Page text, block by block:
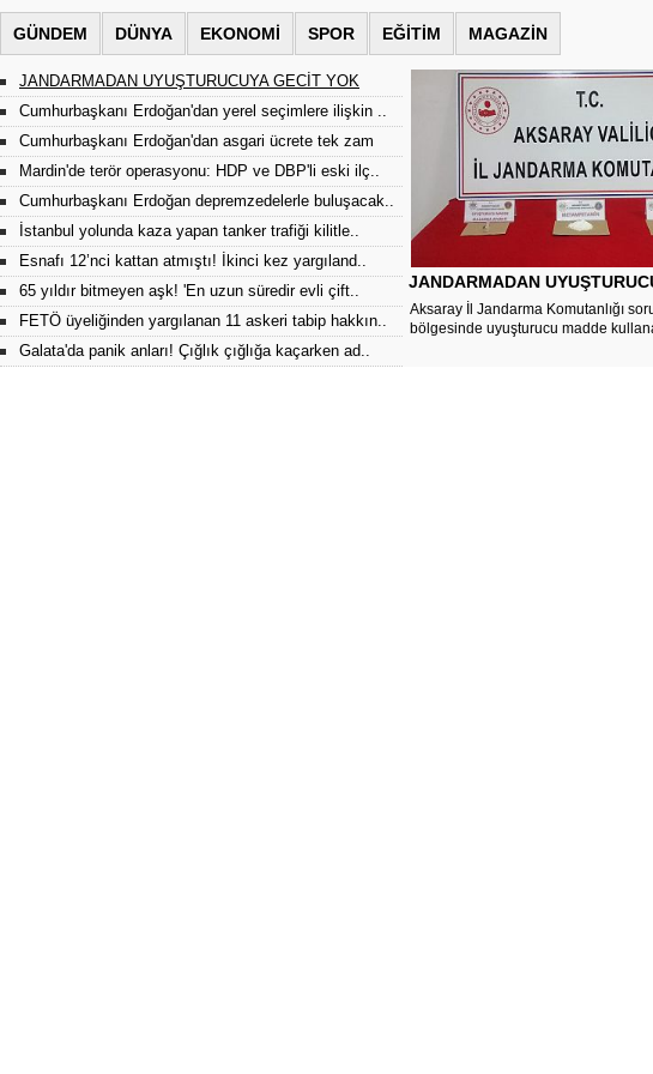
GÜNDEM DÜNYA EKONOMİ SPOR EĞİTİM MAGAZİN
JANDARMADAN
YOK
Aksaray İl Jandarma Komutanlığı
bölgesinde uyuşturucu madde
JANDARMADAN UYUŞTURUCUYA GECİT YOK
Cumhurbaşkanı Erdoğan'dan yerel seçimlere ilişkin ..
Cumhurbaşkanı Erdoğan'dan asgari ücrete tek zam
me..
Mardin'de terör operasyonu: HDP ve DBP'li eski ilç..
Cumhurbaşkanı Erdoğan depremzedelerle buluşacak..
İstanbul yolunda kaza yapan tanker trafiği kilitle..
Esnafı 12’nci kattan atmıştı! İkinci kez yargıland..
65 yıldır bitmeyen aşk! 'En uzun süredir evli çift..
FETÖ üyeliğinden yargılanan 11 askeri tabip hakkın..
Galata'da panik anları! Çığlık çığlığa kaçarken ad..